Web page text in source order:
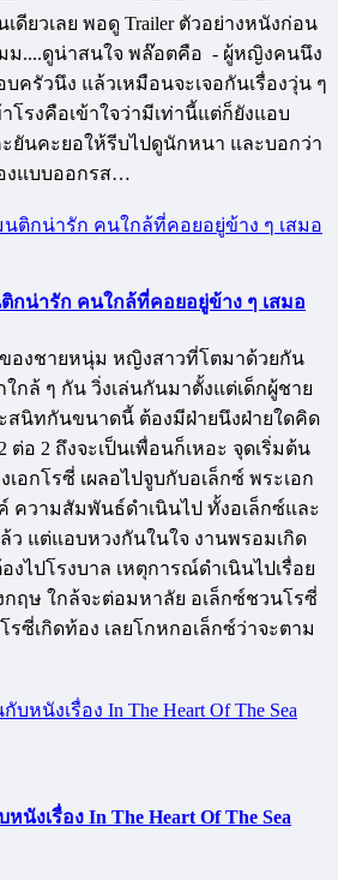
เดียวเลย พอดู Trailer ตัวอย่างหนังก่อน
มม....ดูน่าสนใจ พล๊อตคือ - ผู้หญิงคนนึง
ครัวนึง แล้วเหมือนจะเจอกันเรื่องวุ่น ๆ
โรงคือเข้าใจว่ามีเท่านี้แต่ก็ยังแอบ
ยันคะยอให้รีบไปดูนักหนา และบอกว่า
งแบบออกรส…
กน่ารัก คนใกล้ที่คอยอยู่ข้าง ๆ เสมอ
ของชายหนุ่ม หญิงสาวที่โตมาด้วยกัน
กล้ ๆ กัน วิ่งเล่นกันมาตั้งแต่เด็กผู้ชาย
นิทกันขนาดนี้ ต้องมีฝ่ายนึงฝ่ายใดคิด
ต่อ 2 ถึงจะเป็นเพื่อนก็เหอะ จุดเริ่มต้น
เอกโรซี่ เผลอไปจูบกับอเล็กซ์ พระเอก
ความสัมพันธ์ดำเนินไป ทั้งอเล็กซ์และ
แต่แอบหวงกันในใจ งานพรอมเกิด
งไปโรงบาล เหตุการณ์ดำเนินไปเรื่อย
กฤษ ใกล้จะต่อมหาลัย อเล็กซ์ชวนโรซี่
ซี่เกิดท้อง เลยโกหกอเล็กซ์ว่าจะตาม
งเรื่อง In The Heart Of The Sea